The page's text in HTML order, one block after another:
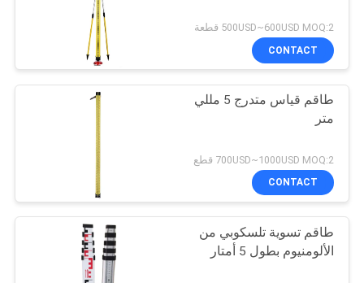
500USD~600USD MOQ:2 قطعة
CONTACT
طاقم قياس متدرج 5 مللي
متر
700USD~1000USD MOQ:2 قطع
CONTACT
طاقم تسوية تلسكوبي من
الألومنيوم بطول 5 أمتار